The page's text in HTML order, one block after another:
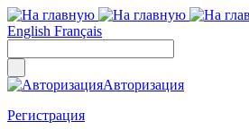
English Français
Авторизация
Регистрация